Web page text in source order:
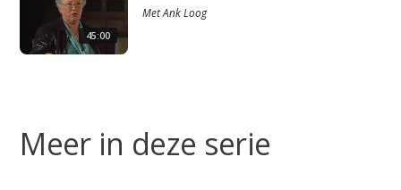
Studium Generale
45:00
MetAnk Loog
Meer in deze serie